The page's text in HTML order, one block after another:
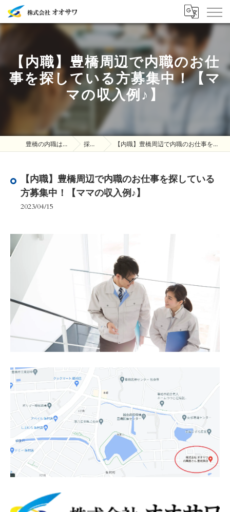
【内職】豊橋周辺で内職のお仕
事を探している方募集中！【マ
マの収入例♪】
豊橋の内職は株式会社オオサワ 採用ブログ 【内職】豊橋周辺で内職のお仕事を探している方募集中！【ママの収入例♪】
【内職】豊橋周辺で内職のお仕事を探している
方募集中！【ママの収入例♪】
2023/04/15